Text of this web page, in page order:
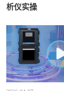
析仪实操